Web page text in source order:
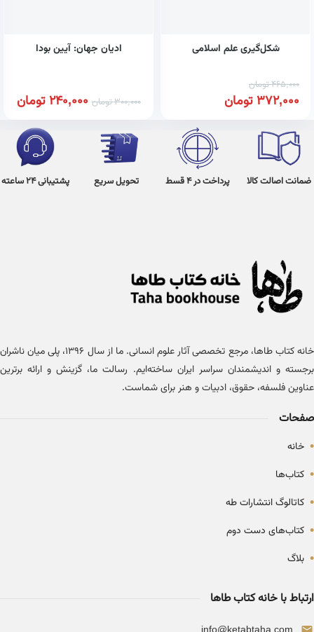
شکل‌گیری علم اسلامی
465,000تومان
372,000تومان
ادیان جهان: آیین بودا
300,000تومان 240,000تومان
ضمانت اصالت کالا پرداخت در 4 قسط تحویل سریع پشتیبانی 24 ساعته
خانه کتاب طاها، مرجع تخصصی آثار علوم انسانی. ما از سال ۱۳۹۶، پلی میان ناشران
برجسته و اندیشمندان سراسر ایران ساخته‌ایم. رسالت ما، گزینش و ارائه برترین
عناوین فلسفه، حقوق، ادبیات و هنر برای شماست.
صفحات
• خانه
• کتاب‌ها
• کاتالوگ انتشارات طه
• کتاب‌های دست دوم
• بلاگ
ارتباط با خانه کتاب طاها
info@ketabtaha.com